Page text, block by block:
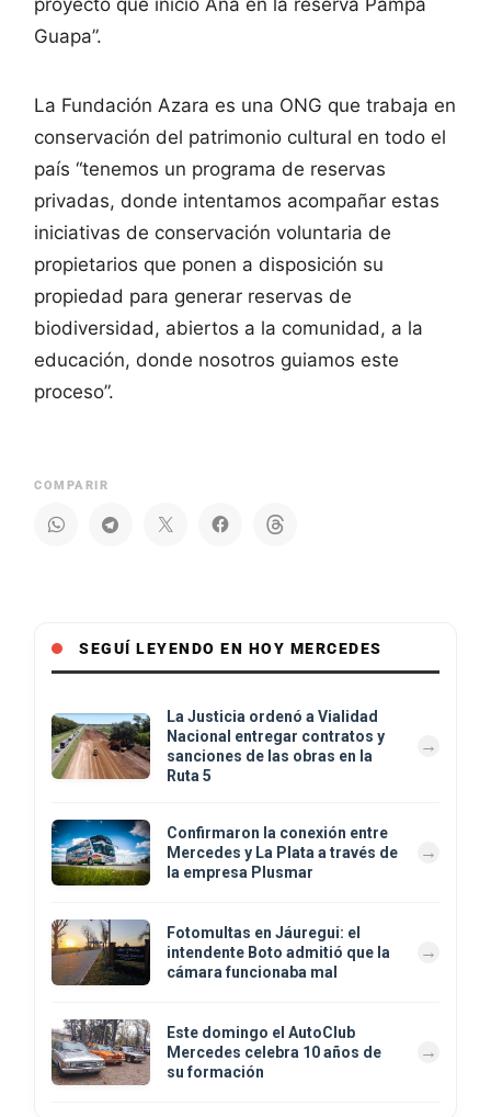
proyecto que inició Ana en la reserva Pampa
Guapa”.
La Fundación Azara es una ONG que trabaja en
conservación del patrimonio cultural en todo el
país “tenemos un programa de reservas
privadas, donde intentamos acompañar estas
iniciativas de conservación voluntaria de
propietarios que ponen a disposición su
propiedad para generar reservas de
biodiversidad, abiertos a la comunidad, a la
educación, donde nosotros guiamos este
proceso”.
COMPARIR
SEGUÍ LEYENDO EN HOY MERCEDES
La Justicia ordenó a Vialidad
Nacional entregar contratos y
sanciones de las obras en la
Ruta 5
Confirmaron la conexión entre
Mercedes y La Plata a través de
la empresa Plusmar
Fotomultas en Jáuregui: el
intendente Boto admitió que la
cámara funcionaba mal
Este domingo el AutoClub
Mercedes celebra 10 años de
su formación